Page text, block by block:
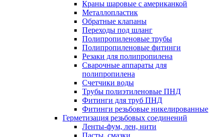
Краны шаровые с американкой
Металлопластик
Обратные клапаны
Переходы под шланг
Полипропиленовые трубы
Полипропиленовые фитинги
Резаки для полипропилена
Сварочные аппараты для
полипропилена
Счетчики воды
Трубы полиэтиленовые ПНД
Фитинги для труб ПНД
Фитинги резьбовые никелированные
Герметизация резьбовых соединений
Ленты-фум, лен, нити
Пасты, смазки